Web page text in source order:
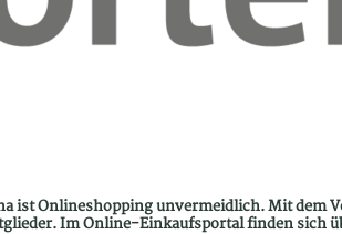
ist Onlineshopping unvermeidlich. Mit dem
Im Online-Einkaufsportal finden sich